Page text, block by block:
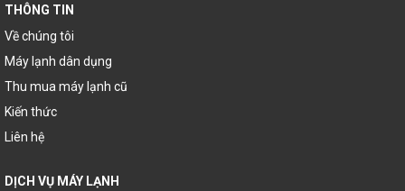
THÔNG TIN
Về chúng tôi
Máy lạnh dân dụng
Thu mua máy lạnh cũ
Kiến thức
Liên hệ
DỊCH VỤ MÁY LẠNH